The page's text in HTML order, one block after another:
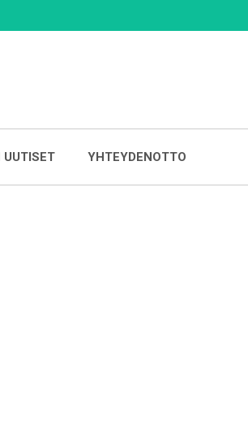
UUTISET YHTEYDENOTTO